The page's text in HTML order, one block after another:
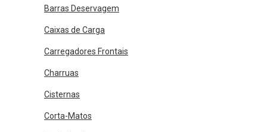
Barras Deservagem
Caixas de Carga
Carregadores Frontais
Charruas
Cisternas
Corta-Matos